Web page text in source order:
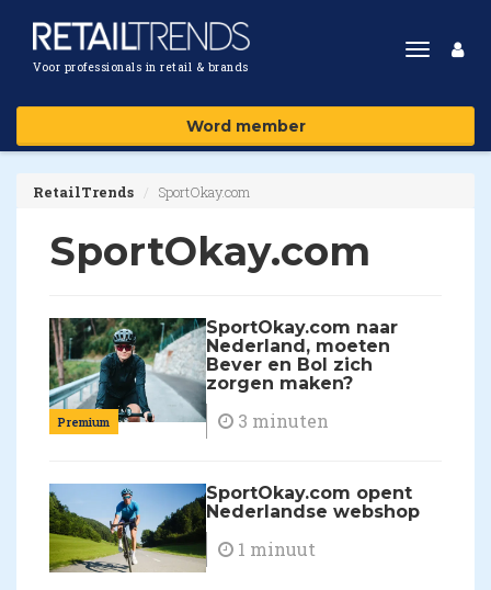
Voor professionals in retail & brands
Toggle
Word member
RetailTrends SportOkay.com
SportOkay.com
Premium
SportOkay.com naar
Nederland, moeten
Bever en Bol zich
zorgen maken?
3 minuten
SportOkay.com opent
Nederlandse webshop
1 minuut